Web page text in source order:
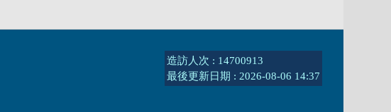
造訪人次 : 14700913
最後更新日期 : 2026-08-06 14:37